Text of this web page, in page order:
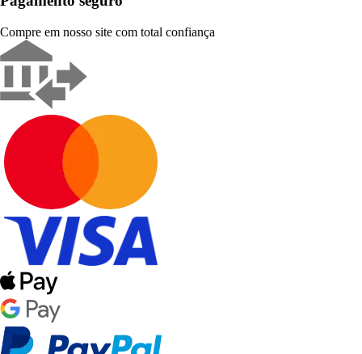
Compre em nosso site com total confiança